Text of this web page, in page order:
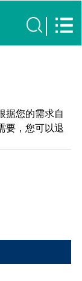
据您的需求自
要，您可以退